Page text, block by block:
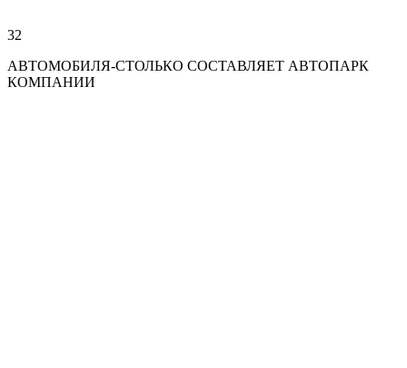
32
АВТОМОБИЛЯ-СТОЛЬКО СОСТАВЛЯЕТ АВТОПАРК
КОМПАНИИ